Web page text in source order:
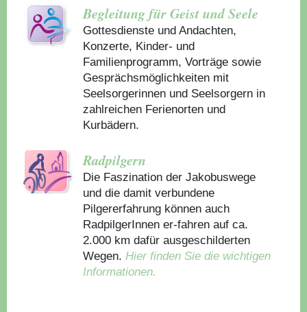
Begleitung für Geist und Seele
Gottesdienste und Andachten,
Konzerte, Kinder- und
Familienprogramm, Vorträge sowie
Gesprächsmöglichkeiten mit
Seelsorgerinnen und Seelsorgern in
zahlreichen Ferienorten und
Kurbädern.
Radpilgern
Die Faszination der Jakobuswege
und die damit verbundene
Pilgererfahrung können auch
RadpilgerInnen er-fahren auf ca.
2.000 km dafür ausgeschilderten
Wegen.Hier finden Sie die wichtigen
Informationen.